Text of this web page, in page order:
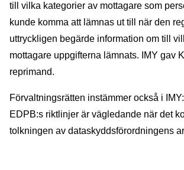
till vilka kategorier av mottagare som
kunde komma att lämnas ut till när den
uttryckligen begärde information om till
mottagare uppgifterna lämnats. IMY gav
reprimand.
Förvaltningsrätten instämmer också i
EDPB:s riktlinjer är vägledande när det
tolkningen av dataskyddsförordningens